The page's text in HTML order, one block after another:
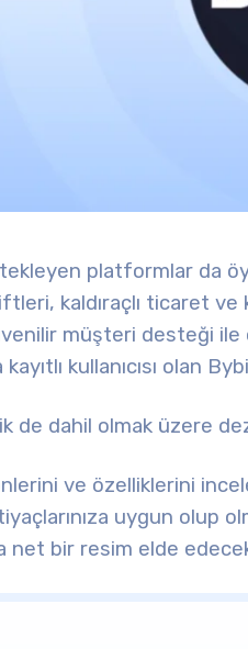
platformlar da
kaldıraçlı ticaret ve
müşteri desteği ile
kullanıcısı olan
de dahil olmak üzere
ve özelliklerini
uygun olup
net bir resim elde